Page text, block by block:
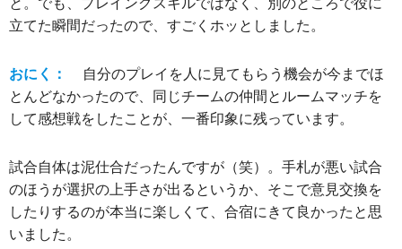
立てた瞬間だったので、すごくホッとしました。
おにく：
自分のプレイを人に見てもらう機会が今までほ
とんどなかったので、同じチームの仲間とルームマッチを
して感想戦をしたことが、一番印象に残っています。
試合自体は泥仕合だったんですが（笑）。手札が悪い試合
のほうが選択の上手さが出るというか、そこで意見交換を
したりするのが本当に楽しくて、合宿にきて良かったと思
いました。